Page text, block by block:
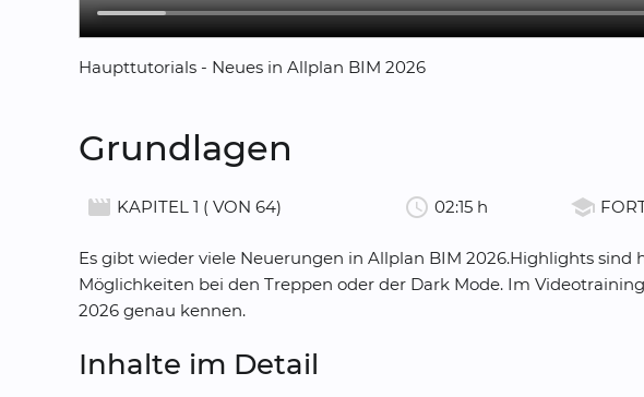
Haupttutorials - Neues in Allplan BIM 2026
Grundlagen
movie_creation KAPITEL 1 ( VON 64) schedule 02:15 h school
Es gibt wieder viele Neuerungen in Allplan BIM 2026.Highlights sind
Möglichkeiten bei den Treppen oder der Dark Mode. Im
2026 genau kennen.
Inhalte im Detail